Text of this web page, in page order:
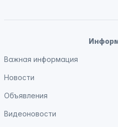
Важная информация
Новости
Объявления
Видеоновости